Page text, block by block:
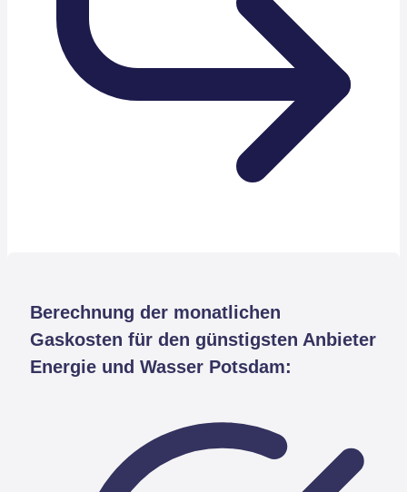
Berechnung der monatlichen
Gaskosten für den günstigsten Anbieter
Energie und Wasser Potsdam: